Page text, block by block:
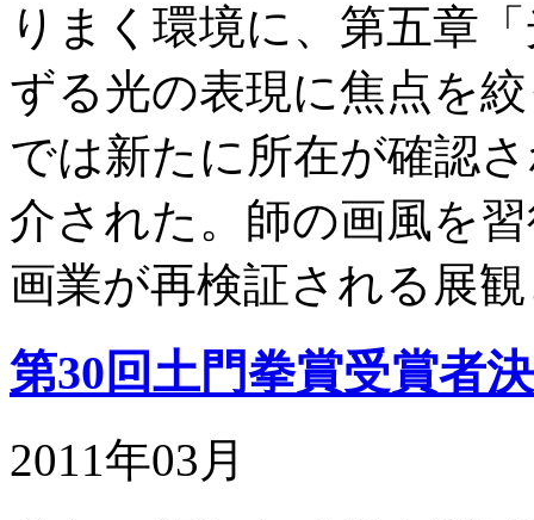
りまく環境に、第五章
ずる光の表現に焦点を
では新たに所在が確認
介された。師の画風を
画業が再検証される展
第30回土門拳賞受賞者
2011年03月